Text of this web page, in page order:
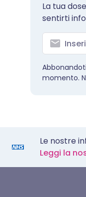
La tua
sentirti
momento.
Le nostre
Leggi la